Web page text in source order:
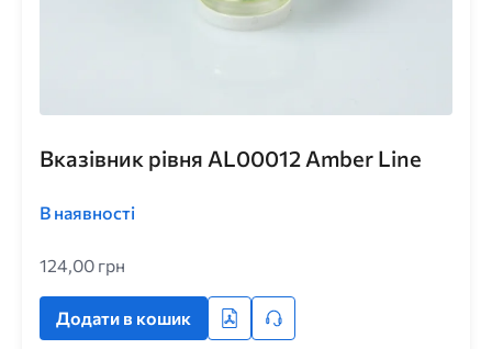
Вказівник рівня AL00012 Amber Line
В наявності
124,00 грн
Додати в кошик